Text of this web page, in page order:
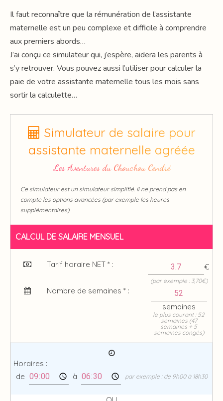
Il faut reconnaître que la rémunération de l’assistante
maternelle est un peu complexe et difficile à comprendre
aux premiers abords…
J’ai conçu ce simulateur qui, j’espère, aidera les parents à
s’y retrouver. Vous pouvez aussi l’utiliser pour calculer la
paie de votre assistante maternelle tous les mois sans
sortir la calculette…
Simulateur de salaire pour
assistante maternelle agréée
Les Aventures du Chouchou Cendré
Ce simulateur est un simulateur simplifié. Il ne prend pas en
compte les options avancées (par exemple les heures
supplémentaires).
CALCUL DE SALAIRE MENSUEL
Tarif horaire NET * : €
(par exemple : 3,70€)
Nombre de semaines * :
semaines
le plus courant : 52
semaines (47
semaines + 5
semaines congés)
Horaires :
de
à par exemple : de 9h00 à 18h30